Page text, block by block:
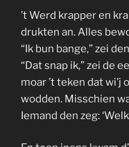
’t Werd krapper en
drukten an. Alles
“Ik bun bange,” zei
“Dat snap ik,” zei de
moar ’t teken dat wi’j
wodden. Misschien
Iemand den zeg: